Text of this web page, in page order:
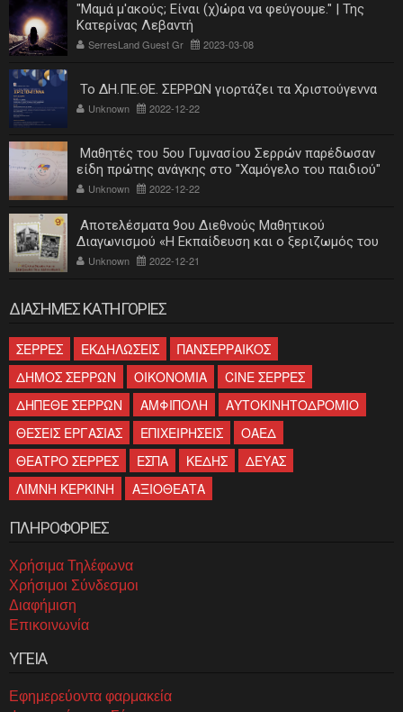
"Μαμά μ'ακούς; Είναι (χ)ώρα να φεύγουμε." | Της
Κατερίνας Λεβαντή
SerresLand Guest Gr 2023-03-08
Το ΔΗ.ΠΕ.ΘΕ. ΣΕΡΡΩΝ γιορτάζει τα Χριστούγεννα
Unknown 2022-12-22
Μαθητές του 5ου Γυμνασίου Σερρών παρέδωσαν
είδη πρώτης ανάγκης στο "Χαμόγελο του παιδιού"
Unknown 2022-12-22
Αποτελέσματα 9ου Διεθνούς Μαθητικού
Διαγωνισμού «Η Εκπαίδευση και ο ξεριζωμός του
ελληνισμού»
Unknown 2022-12-21
ΔΙΑΣΗΜΕΣ ΚΑΤΗΓΟΡΙΕΣ
ΣΕΡΡΕΣ ΕΚΔΗΛΩΣΕΙΣ
ΠΑΝΣΕΡΡΑΙΚΟΣ
ΔΗΜΟΣ ΣΕΡΡΩΝ
ΟΙΚΟΝΟΜΙΑ
CINE ΣΕΡΡΕΣ
ΔΗΠΕΘΕ ΣΕΡΡΩΝ
ΑΜΦΙΠΟΛΗ
ΑΥΤΟΚΙΝΗΤΟΔΡΟΜΙΟ
ΘΕΣΕΙΣ ΕΡΓΑΣΙΑΣ
ΕΠΙΧΕΙΡΗΣΕΙΣ
ΟΑΕΔ
ΘΕΑΤΡΟ ΣΕΡΡΕΣ
ΕΣΠΑ ΚΕΔΗΣ
ΔΕΥΑΣ
ΛΙΜΝΗ ΚΕΡΚΙΝΗ
ΑΞΙΟΘΕΑΤΑ
ΠΛΗΡΟΦΟΡΙΕΣ
Χρήσιμα Τηλέφωνα
Χρήσιμοι Σύνδεσμοι
Διαφήμιση
Επικοινωνία
ΥΓΕΙΑ
Εφημερεύοντα φαρμακεία